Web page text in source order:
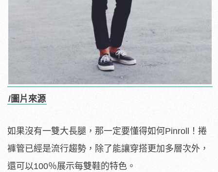
/圖片來源
如果沒有一雙大長腿，那一定要懂得如何Pinroll！捲
褲管已經是流行趨勢，除了能讓穿搭更加多層次外，
還可以100％展示每雙鞋的特色。